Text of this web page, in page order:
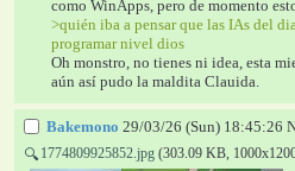
como WinApps, pero de momento
>quién iba a pensar que las IAs del
programar nivel dios
Oh monstro, no tienes ni idea, esta
aún así pudo la maldita Clauida.
Bakemono 29/03/26 (Sun) 18:45:26
🔍 1774809925852.jpg (303.09 KB,